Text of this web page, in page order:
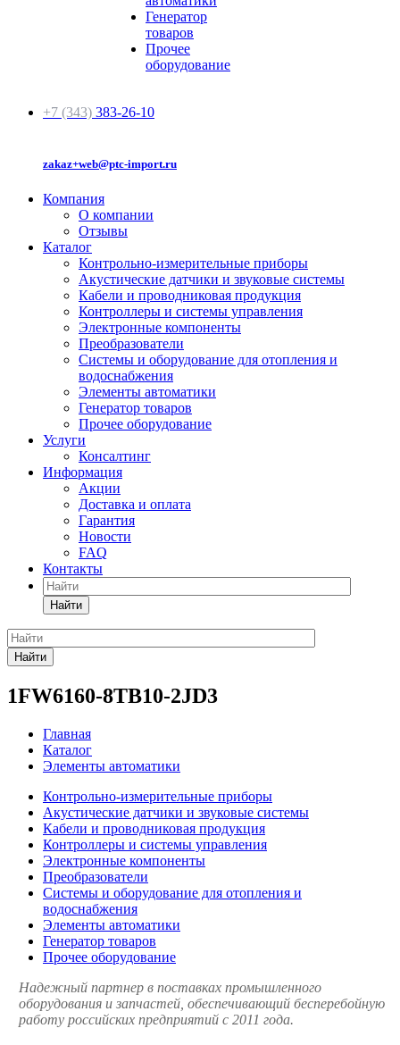
Генератор
товаров
Прочее
оборудование
+7 (343) 383-26-10
zakaz+web@ptc-import.ru
Компания
О компании
Отзывы
Каталог
Контрольно-измерительные приборы
Акустические датчики и звуковые системы
Кабели и проводниковая продукция
Контроллеры и системы управления
Электронные компоненты
Преобразователи
Системы и оборудование для отопления и
водоснабжения
Элементы автоматики
Генератор товаров
Прочее оборудование
Услуги
Консалтинг
Информация
Акции
Доставка и оплата
Гарантия
Новости
FAQ
Контакты
Найти
Найти
1FW6160-8TB10-2JD3
Главная
Каталог
Элементы автоматики
Контрольно-измерительные приборы
Акустические датчики и звуковые системы
Кабели и проводниковая продукция
Контроллеры и системы управления
Электронные компоненты
Преобразователи
Системы и оборудование для отопления и
водоснабжения
Элементы автоматики
Генератор товаров
Прочее оборудование
Надежный партнер в поставках промышленного
оборудования и запчастей, обеспечивающий бесперебойную
работу российских предприятий с 2011 года.